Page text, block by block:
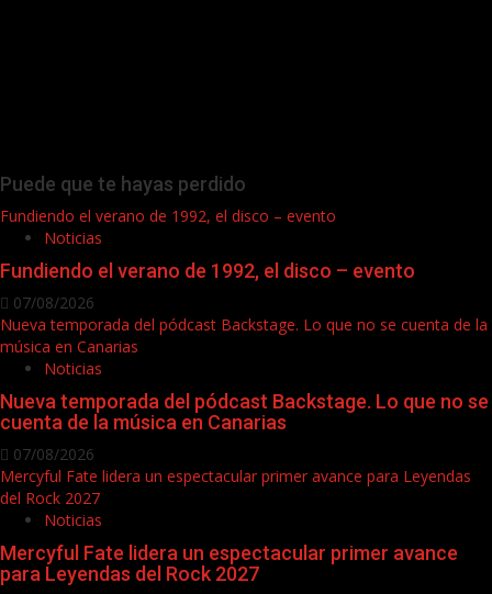
Puede que te hayas perdido
Fundiendo el verano de 1992, el disco – evento
Noticias
Fundiendo el verano de 1992, el disco – evento
07/08/2026
Nueva temporada del pódcast Backstage. Lo que no se cuenta de la
música en Canarias
Noticias
Nueva temporada del pódcast Backstage. Lo que no se
cuenta de la música en Canarias
07/08/2026
Mercyful Fate lidera un espectacular primer avance para Leyendas
del Rock 2027
Noticias
Mercyful Fate lidera un espectacular primer avance
para Leyendas del Rock 2027